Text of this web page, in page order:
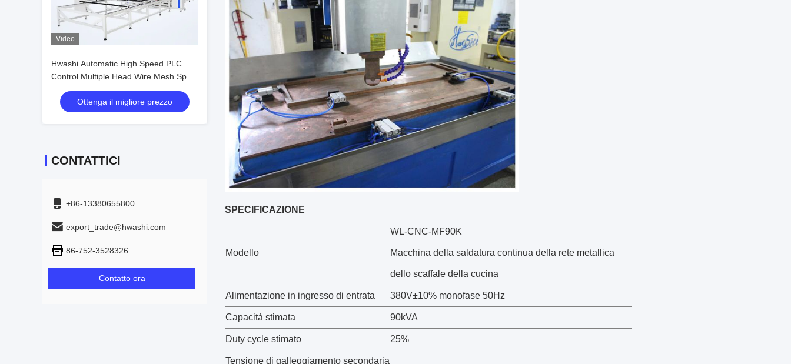
Video
Hwashi Automatic High Speed PLC
Control Multiple Head Wire Mesh Spot
Welding Machine per cesti di filo
Ottenga il migliore prezzo
CONTATTICI
+86-13380655800
export_trade@hwashi.com
86-752-3528326
Contatto ora
SPECIFICAZIONE
Modello
WL-CNC-MF90K
Macchina della saldatura continua della rete metallica
dello scaffale della cucina
Alimentazione in ingresso di entrata 380V±10% monofase 50Hz
Capacità stimata 90kVA
Duty cycle stimato 25%
Tensione di galleggiamento secondaria